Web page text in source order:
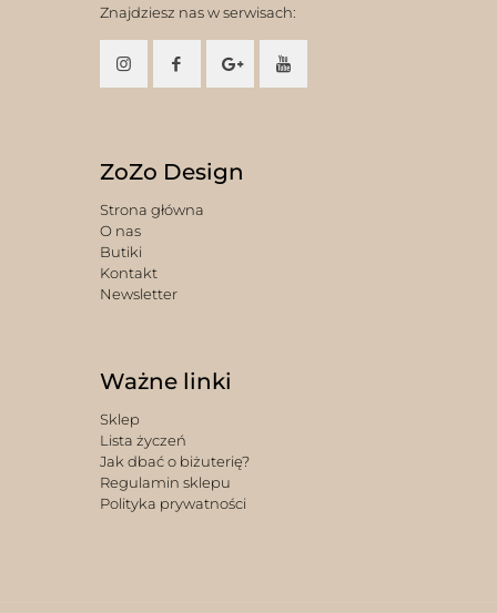
Znajdziesz nas w serwisach:
ZoZo Design
Strona główna
O nas
Butiki
Kontakt
Newsletter
Ważne linki
Sklep
Lista życzeń
Jak dbać o biżuterię?
Regulamin sklepu
Polityka prywatności